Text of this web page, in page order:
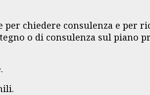
chiedere consulenza e per
o di consulenza sul piano